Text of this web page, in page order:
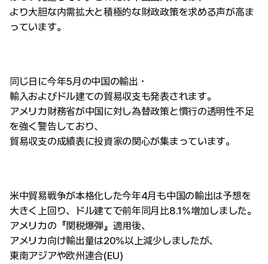
より大胆な内需拡大と積極的な財政政策を求める声が高ま
っています。
同じ日に今年5月の中国の輸出・
輸入およびドル建ての貿易収支も発表されます。
アメリカ財務省が中国に対し為替政策と慣行の透明性不足
を強く警告しており、
貿易収支の成績表に投資家の関心が集まっています。
米中貿易戦争が本格化した今年4月も中国の輸出は予想を
大きく上回り、ドル建てで前年同月比8.1%増加しました。
アメリカの『関税爆弾』適用後、
アメリカ向け輸出量は20%以上減少しましたが、
東南アジアや欧州連合(EU)